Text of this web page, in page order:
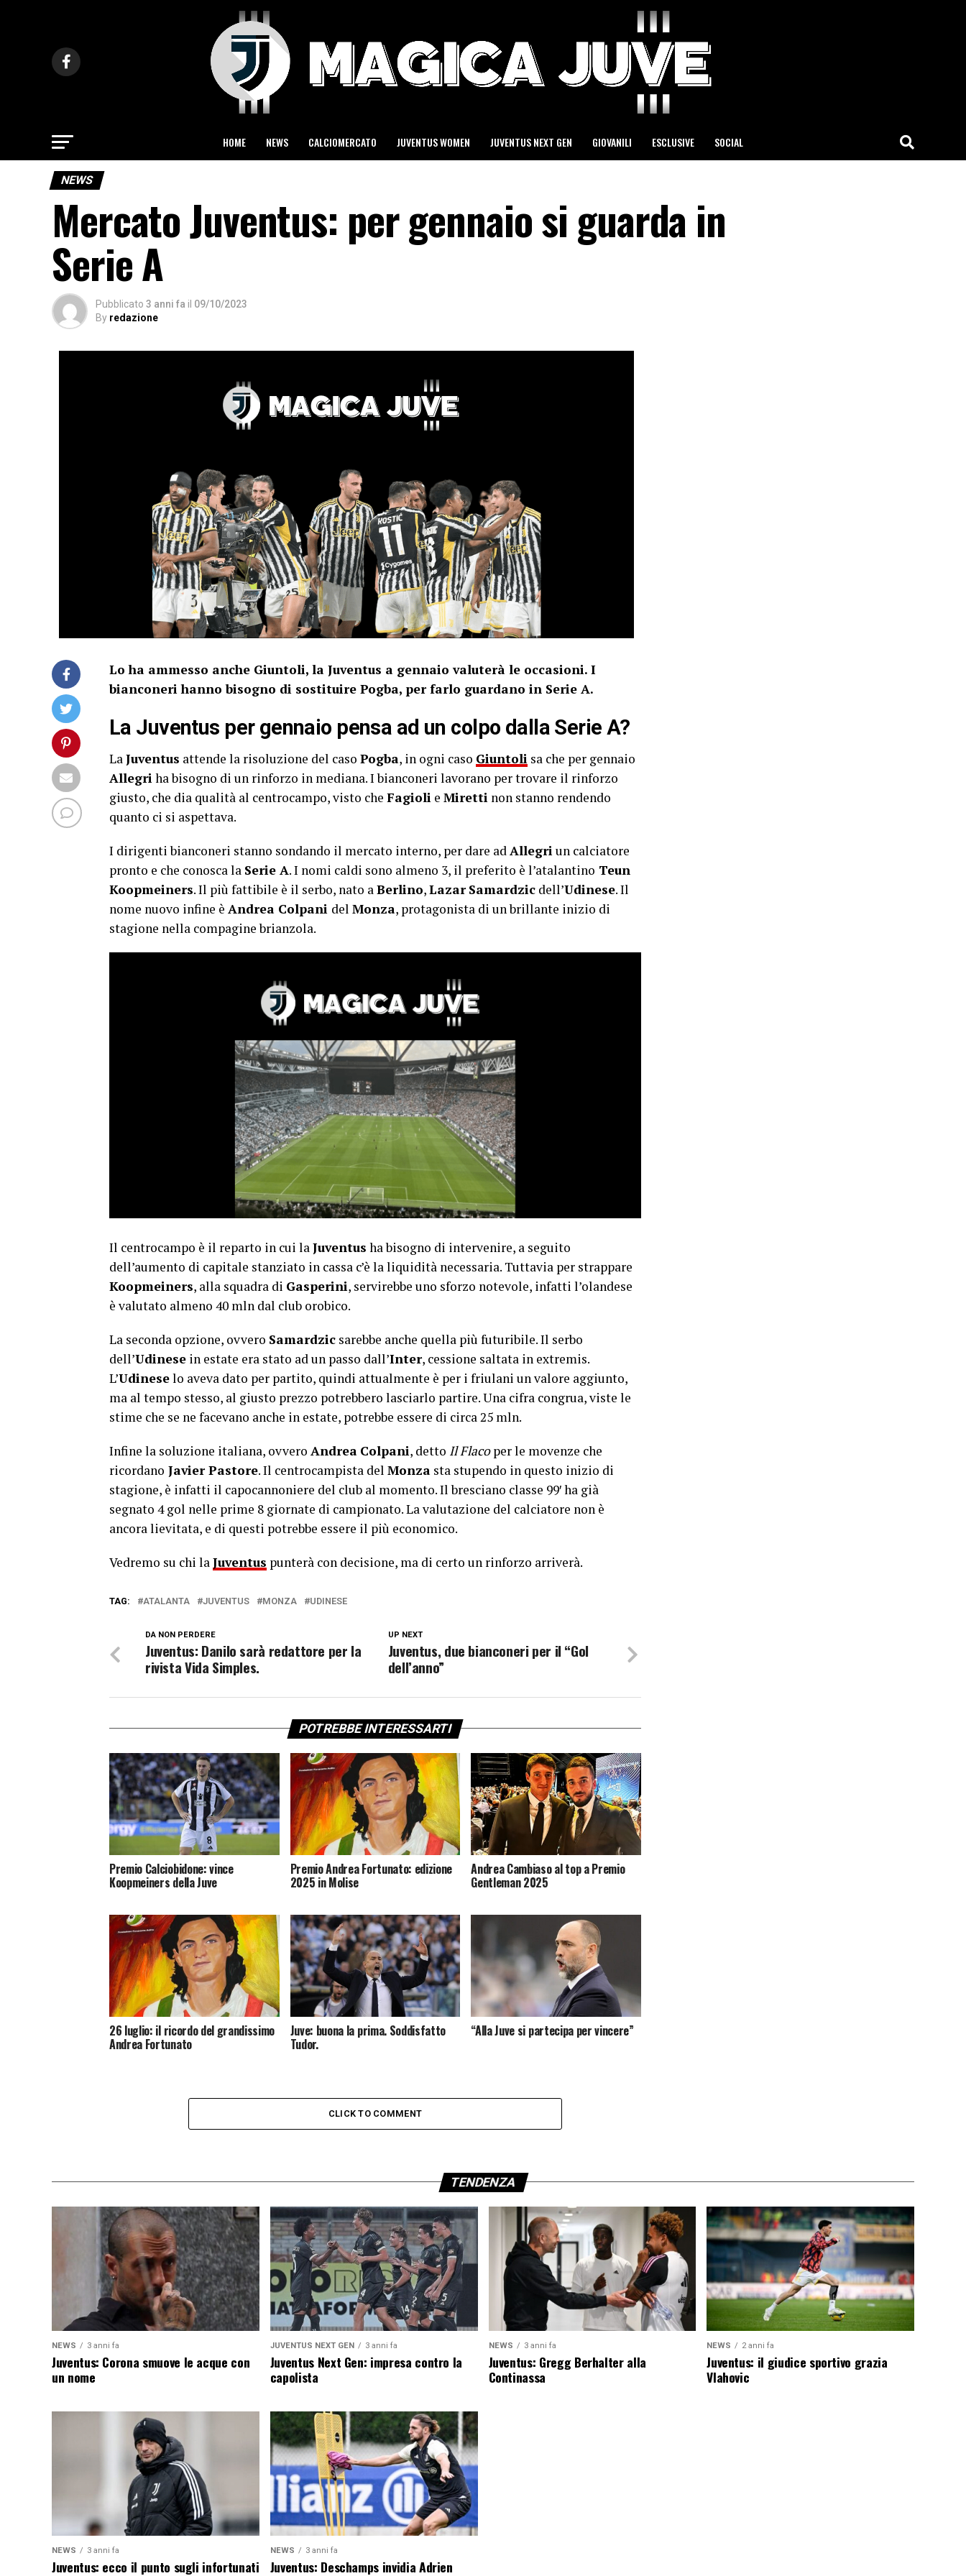
HOME NEWS CALCIOMERCATO JUVENTUS WOMEN JUVENTUS NEXT GEN GIOVANILI ESCLUSIVE SOCIAL
NEWS
Mercato Juventus: per gennaio si guarda in
Serie A
Pubblicato 3 anni fa il 09/10/2023
By redazione
Lo ha ammesso anche Giuntoli, la Juventus a gennaio valuterà le occasioni. I
bianconeri hanno bisogno di sostituire Pogba, per farlo guardano in Serie A.
La Juventus per gennaio pensa ad un colpo dalla Serie A?
LaJuventus attende la risoluzione del caso Pogba, in ogni caso Giuntoli sa che per gennaio
Allegriha bisogno di un rinforzo in mediana. I bianconeri lavorano per trovare il rinforzo
giusto, che dia qualità al centrocampo, visto che Fagioli e Miretti non stanno rendendo
quanto ci si aspettava.
I dirigenti bianconeri stanno sondando il mercato interno, per dare adAllegriun calciatore
pronto e che conosca la Serie A. I nomi caldi sono almeno 3, il preferito è l’atalantino Teun
Koopmeiners. Il più fattibile è il serbo, nato aBerlino,Lazar Samardzic dell’Udinese. Il
nome nuovo infine è Andrea Colpani del Monza, protagonista di un brillante inizio di
stagione nella compagine brianzola.
Il centrocampo è il reparto in cui laJuventus ha bisogno di intervenire, a seguito
dell’aumento di capitale stanziato in cassa c’è la liquidità necessaria. Tuttavia per strappare
Koopmeiners, alla squadra di Gasperini, servirebbe uno sforzo notevole, infatti l’olandese
è valutato almeno 40 mln dal club orobico.
La seconda opzione, ovvero Samardzic sarebbe anche quella più futuribile. Il serbo
dell’Udinese in estate era stato ad un passo dall’Inter, cessione saltata in extremis.
L’Udineselo aveva dato per partito, quindi attualmente è per i friulani un valore aggiunto,
ma al tempo stesso, al giusto prezzo potrebbero lasciarlo partire. Una cifra congrua, viste le
stime che se ne facevano anche in estate, potrebbe essere di circa 25 mln.
Infine la soluzione italiana, ovvero Andrea Colpani, detto Il Flacoper le movenze che
ricordano Javier Pastore. Il centrocampista del Monza sta stupendo in questo inizio di
stagione, è infatti il capocannoniere del club al momento. Il bresciano classe 99′ ha già
segnato 4 gol nelle prime 8 giornate di campionato. La valutazione del calciatore non è
ancora lievitata, e di questi potrebbe essere il più economico.
Vedremo su chi laJuventus punterà con decisione, ma di certo un rinforzo arriverà.
TAG: ATALANTA JUVENTUS MONZA UDINESE
UP NEXT
Juventus, due bianconeri per il “Gol
dell’anno”
DA NON PERDERE
Juventus: Danilo sarà redattore per la
rivista Vida Simples.
POTREBBE INTERESSARTI
Premio Calciobidone: vince
Koopmeiners della Juve
Premio Andrea Fortunato: edizione
2025 in Molise
Andrea Cambiaso al top a Premio
Gentleman 2025
26 luglio: il ricordo del grandissimo
Andrea Fortunato
Juve: buona la prima. Soddisfatto
Tudor.
“Alla Juve si partecipa per vincere”
CLICK TO COMMENT
TENDENZA
NEWS 3 anni fa
Juventus: Corona smuove le acque con
un nome
JUVENTUS NEXT GEN 3 anni fa
Juventus Next Gen: impresa contro la
capolista
NEWS 3 anni fa
Juventus: Gregg Berhalter alla
Continassa
NEWS 2 anni fa
Juventus: il giudice sportivo grazia
Vlahovic
NEWS 3 anni fa
Juventus: ecco il punto sugli infortunati
NEWS 3 anni fa
Juventus: Deschamps invidia Adrien